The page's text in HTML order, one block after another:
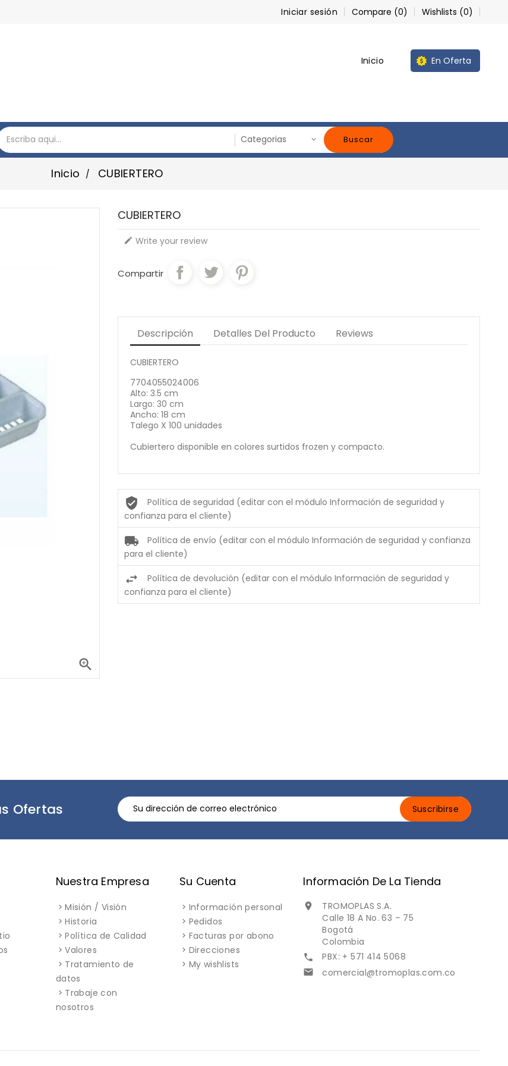
Iniciar sesión Compare (0) Wishlists (0)
Inicio En Oferta
Buscar
Inicio CUBIERTERO

CUBIERTERO
 Write your review
Compartir
Descripción Detalles Del Producto Reviews
CUBIERTERO
7704055024006
Alto: 3.5 cm
Largo: 30 cm
Ancho: 18 cm
Talego X 100 unidades
Cubiertero disponible en colores surtidos frozen y compacto.
Política de seguridad (editar con el módulo Información de seguridad y
confianza para el cliente)
Política de envío (editar con el módulo Información de seguridad y confianza
para el cliente)
Política de devolución (editar con el módulo Información de seguridad y
confianza para el cliente)
Ofertas
Nuestra Empresa
Misión / Visión
Historia
Política de Calidad
Valores
Tratamiento de
datos
Trabaje con
nosotros
Su Cuenta
Información personal
Pedidos
Facturas por abono
Direcciones
My wishlists
Información De La Tienda

TROMOPLAS S.A.
Calle 18 A No. 63 – 75
Bogotá
Colombia
 PBX: + 571 414 5068
 comercial@tromoplas.com.co